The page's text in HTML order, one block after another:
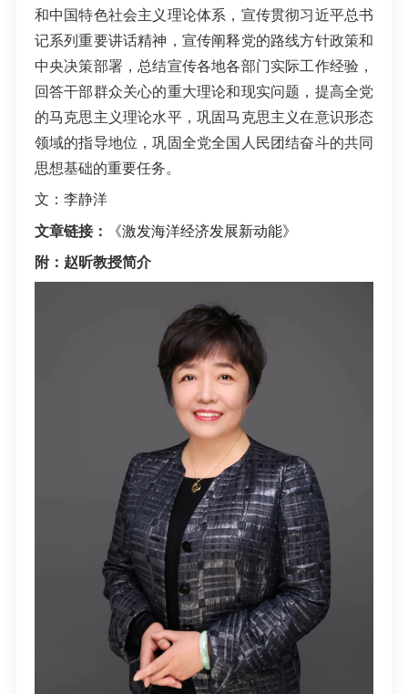
和中国特色社会主义理论体系，宣传贯彻习近平总书
记系列重要讲话精神，宣传阐释党的路线方针政策和
中央决策部署，总结宣传各地各部门实际工作经验，
回答干部群众关心的重大理论和现实问题，提高全党
的马克思主义理论水平，巩固马克思主义在意识形态
领域的指导地位，巩固全党全国人民团结奋斗的共同
思想基础的重要任务。
文：李静洋
文章链接： 《激发海洋经济发展新动能》
附：赵昕教授简介